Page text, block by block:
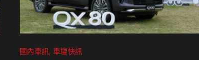
國內車訊 車壇快訊